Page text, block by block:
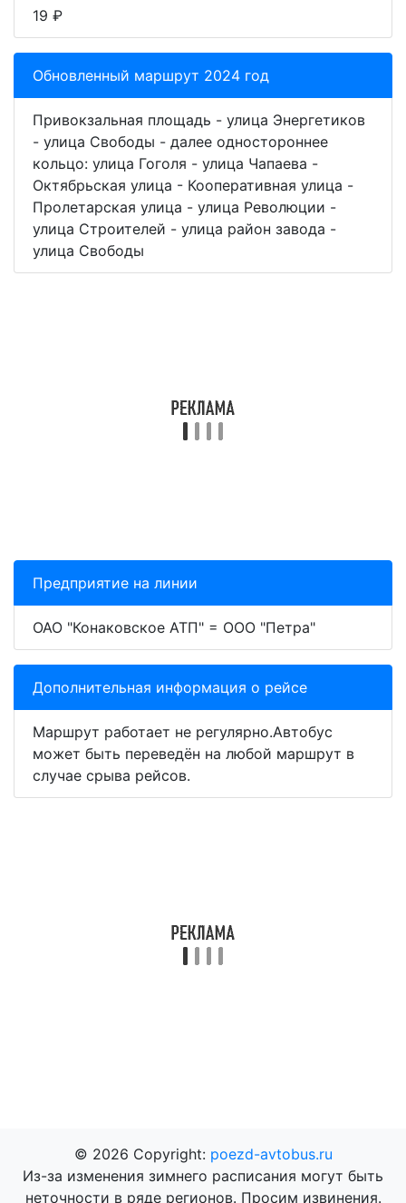
19 ₽
Обновленный маршрут 2024 год
Привокзальная площадь - улица Энергетиков
- улица Свободы - далее одностороннее
кольцо: улица Гоголя - улица Чапаева -
Октябрьская улица - Кооперативная улица -
Пролетарская улица - улица Революции -
улица Cтроителей - улица район завода -
улица Свободы
Предприятие на линии
ОАО "Конаковское АТП" = ООО "Петра"
Дополнительная информация о рейсе
Маршрут работает не регулярно.Автобус
может быть переведён на любой маршрут в
случае срыва рейсов.
© 2026 Copyright: poezd-avtobus.ru
Из-за изменения зимнего расписания могут быть
неточности в ряде регионов. Просим извинения.